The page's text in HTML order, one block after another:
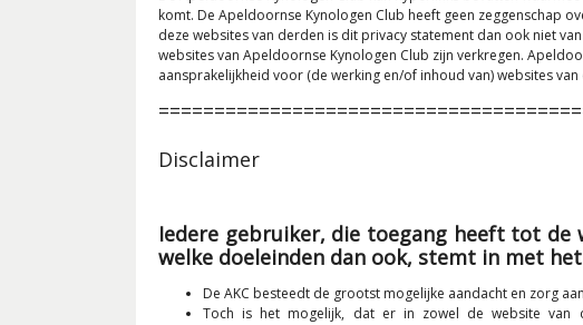
komt. De Apeldoornse Kynologen Club heeft geen zeggenschap
deze websites van derden is dit privacy statement dan ook niet
websites van Apeldoornse Kynologen Club zijn verkregen.
aansprakelijkheid voor (de werking en/of inhoud van) websites van
Disclaimer
Iedere gebruiker, die toegang heeft tot de
welke doeleinden dan ook, stemt in met
De AKC besteedt de grootst mogelijke aandacht en zorg
Toch is het mogelijk, dat er in zowel de website van